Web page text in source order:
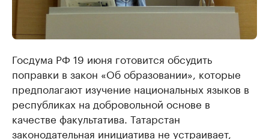
Госдума РФ 19 июня готовится обсудить
поправки в закон «Об образовании», которые
предполагают изучение национальных языков в
республиках на добровольной основе в
качестве факультатива. Татарстан
законодательная инициатива не устраивает,